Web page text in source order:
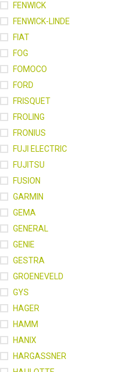
FENWICK
FENWICK-LINDE
FIAT
FOG
FOMOCO
FORD
FRISQUET
FROLING
FRONIUS
FUJI ELECTRIC
FUJITSU
FUSION
GARMIN
GEMA
GENERAL
GENIE
GESTRA
GROENEVELD
GYS
HAGER
HAMM
HANIX
HARGASSNER